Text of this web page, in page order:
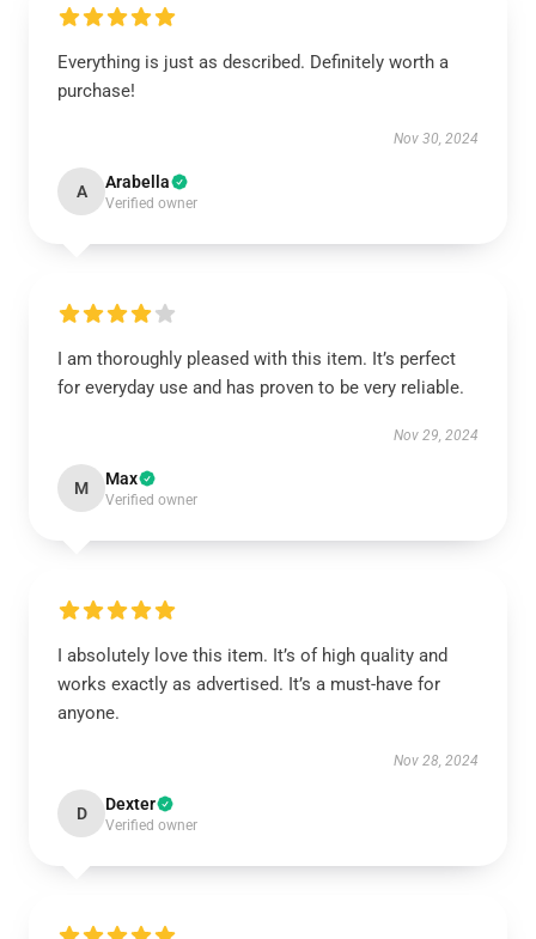
Everything is just as described. Definitely worth a
purchase!
Nov 30, 2024
A Arabella
Verified owner
I am thoroughly pleased with this item. It’s perfect
for everyday use and has proven to be very reliable.
Nov 29, 2024
M Max
Verified owner
I absolutely love this item. It’s of high quality and
works exactly as advertised. It’s a must-have for
anyone.
Nov 28, 2024
D Dexter
Verified owner